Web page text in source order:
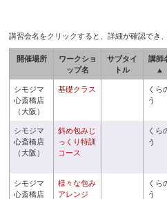
講習会名をクリックすると、詳細が確認でき
開催場所
ワークショ
ップ名
サブタイ
トル
講師
▲
シモジマ
心斎橋店
（大阪）
基礎クラス
くら
う
シモジマ
心斎橋店
（大阪）
斜め包みじ
っくり特訓
コース
くら
う
シモジマ
心斎橋店
様々な包み
アレンジ
くら
う